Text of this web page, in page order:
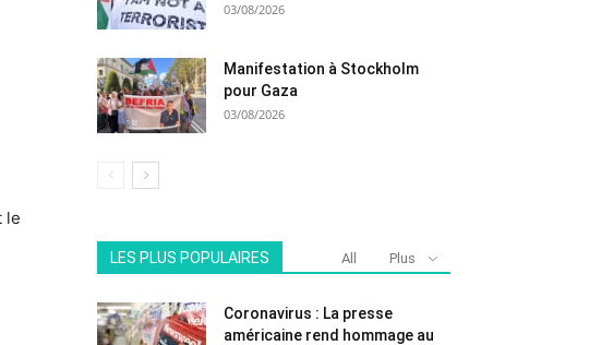
le
03/08/2026
Manifestation à Stockholm
pour Gaza
03/08/2026
LES PLUS POPULAIRES All Plus
Coronavirus : La presse
américaine rend hommage au